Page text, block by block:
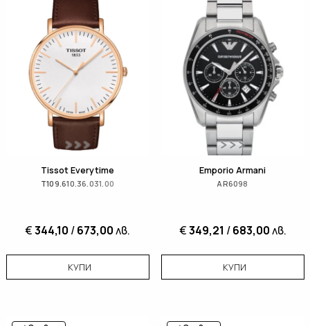
Tissot Everytime
T109.610.36.031.00
€344,10 /673,00лв.
КУПИ
Emporio Armani
AR6098
€349,21 /683,00лв.
КУПИ